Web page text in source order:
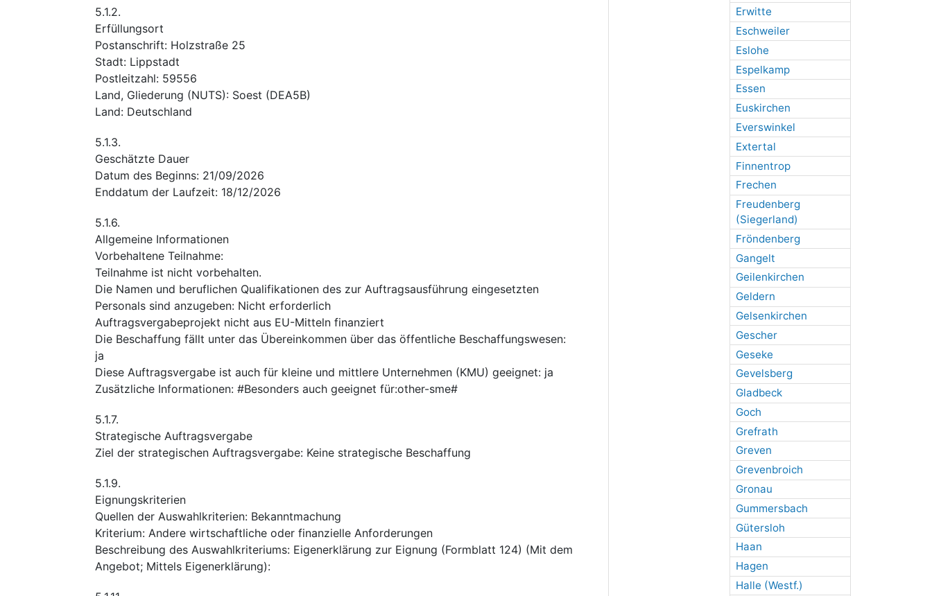
Erwitte
Eschweiler
Eslohe
Espelkamp
Essen
Euskirchen
Everswinkel
Extertal
Finnentrop
Frechen
Freudenberg
(Siegerland)
Fröndenberg
Gangelt
Geilenkirchen
Geldern
Gelsenkirchen
Gescher
Geseke
Gevelsberg
Gladbeck
Goch
Grefrath
Greven
Grevenbroich
Gronau
Gummersbach
Gütersloh
Haan
Hagen
Halle (Westf.)
5.1.2.
Erfüllungsort
Postanschrift: Holzstraße 25
Stadt: Lippstadt
Postleitzahl: 59556
Land, Gliederung (NUTS): Soest (DEA5B)
Land: Deutschland
5.1.3.
Geschätzte Dauer
Datum des Beginns: 21/09/2026
Enddatum der Laufzeit: 18/12/2026
5.1.6.
Allgemeine Informationen
Vorbehaltene Teilnahme:
Teilnahme ist nicht vorbehalten.
Die Namen und beruflichen Qualifikationen des zur Auftragsausführung eingesetzten
Personals sind anzugeben: Nicht erforderlich
Auftragsvergabeprojekt nicht aus EU-Mitteln finanziert
Die Beschaffung fällt unter das Übereinkommen über das öffentliche Beschaffungswesen:
ja
Diese Auftragsvergabe ist auch für kleine und mittlere Unternehmen (KMU) geeignet: ja
Zusätzliche Informationen: #Besonders auch geeignet für:other-sme#
5.1.7.
Strategische Auftragsvergabe
Ziel der strategischen Auftragsvergabe: Keine strategische Beschaffung
5.1.9.
Eignungskriterien
Quellen der Auswahlkriterien: Bekanntmachung
Kriterium: Andere wirtschaftliche oder finanzielle Anforderungen
Beschreibung des Auswahlkriteriums: Eigenerklärung zur Eignung (Formblatt 124) (Mit dem
Angebot; Mittels Eigenerklärung):